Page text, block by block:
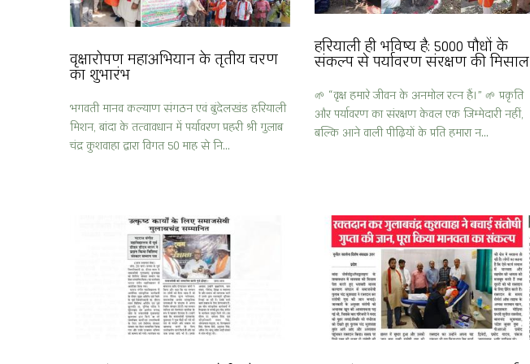
वृक्षारोपण महाअभियान के तृतीय चरण
का शुभारंभ
भगवती मानव कल्याण संगठन एवं बुंदेलखंड हरियाली
मिशन, बांदा के तत्वावधान में पर्यावरण प्रहरी श्री गुलाब
चंद्र कुशवाहा द्वारा विगत 50 माह से नि...
हरियाली ही भविष्य है: 5000 पौधों के
संकल्प से पर्यावरण संरक्षण की मिसाल
🌱 “वृक्ष हमारे जीवन के अनमोल रत्न हैं।” 🌱 प्रकृति
और पर्यावरण का संरक्षण केवल एक जिम्मेदारी नहीं,
बल्कि आने वाली पीढ़ियों के प्रति हमारा न...